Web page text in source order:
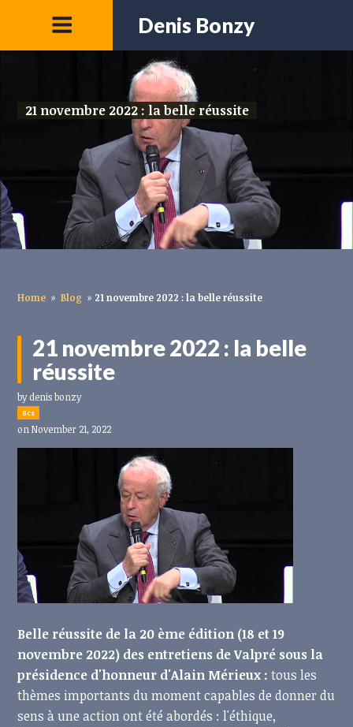
Denis Bonzy
21 novembre 2022 : la belle réussite
Home » Blog » 21 novembre 2022 : la belle réussite
21 novembre 2022 : la belle
réussite
bydenis bonzy
8cs
on November 21, 2022
Belle réussite de la 20 ème édition (18 et 19
novembre 2022) des entretiens de Valpré sous la
présidence d'honneur d'Alain Mérieux : tous les
thèmes importants du moment capables de donner du
sens à une action ont été abordés : l'éthique,